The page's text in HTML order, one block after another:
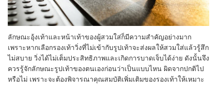
ลักษณะอุ้งเท้าและหน้าเท้าของผู้สวมใส่ก็มีความสำคัญอย่างมาก
เพราะหากเลือกรองเท้าวิ่งที่ไม่เข้ากับรูปเท้าจะส่งผลให้สวมใส่แล้วรู้สึก
ไม่สบาย วิ่งได้ไม่เต็มประสิทธิภาพและเกิดการบาดเจ็บได้ง่าย ดังนั้นจึง
ควรรู้จักลักษณะรูปเท้าของตนเองก่อนว่าเป็นแบบไหน ผิดจากปกติไป
หรือไม่ เพราะจะต้องพิจารณาคุณสมบัติเพิ่มเติมของรองเท้าให้เหมาะ